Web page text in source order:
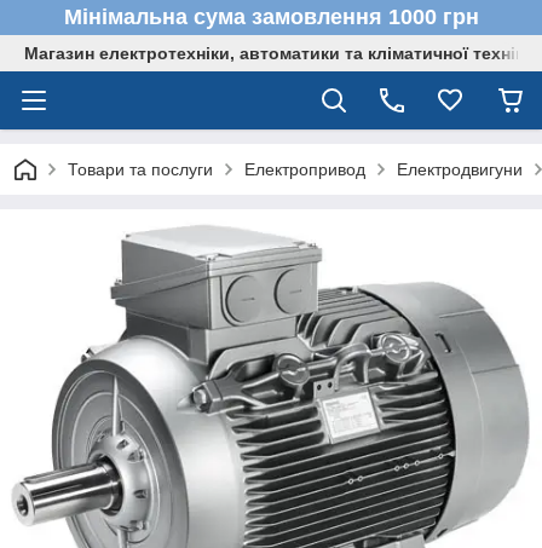
Мінімальна сума замовлення 1000 грн
Магазин електротехніки, автоматики та кліматичної техніки
Товари та послуги Електропривод Електродвигуни